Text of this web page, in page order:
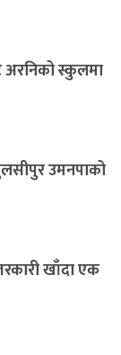
अरनिको स्कुलमा
उमनपाको
खाँदा एक